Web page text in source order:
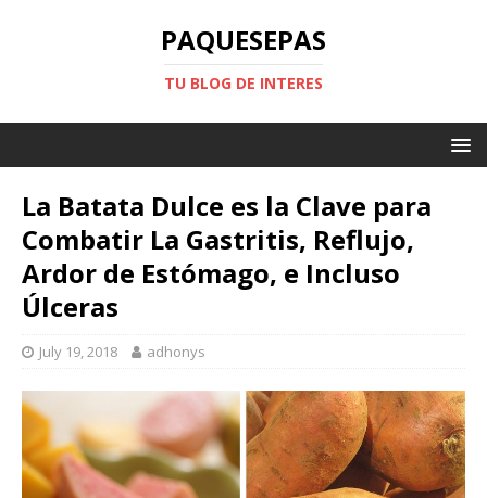
PAQUESEPAS
TU BLOG DE INTERES
La Batata Dulce es la Clave para
Combatir La Gastritis, Reflujo,
Ardor de Estómago, e Incluso
Úlceras
July 19, 2018 adhonys